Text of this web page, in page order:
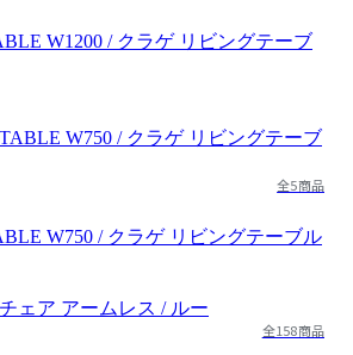
W1200 / クラゲ リビングテーブ
全5商品
W750 / クラゲ リビングテーブル
全158商品